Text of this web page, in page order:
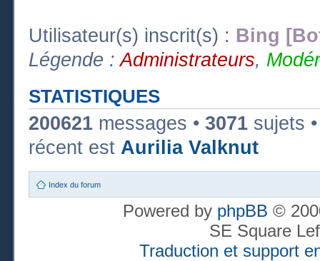
Utilisateur(s) inscrit(s) : Bing
Légende :Administrateurs,
STATISTIQUES
200621 messages • 3071 sujets
récent est Aurilia Valknut
Index du forum
Powered by phpBB ©
SE Square
Traduction et support